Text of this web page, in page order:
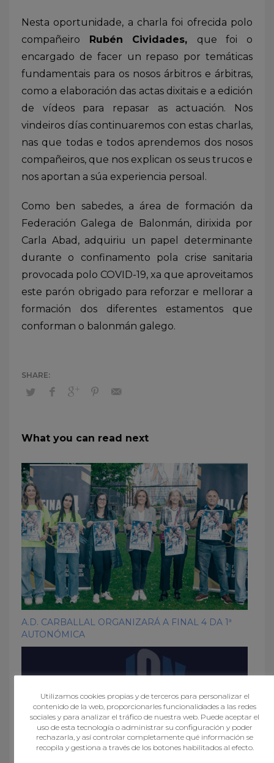
Nesta oportunidade, a charla foi ofrecida polo
compañeiro
Rubén Cividades, que foi o
encargado de facer un repaso por temáticas
fundamentais para os nosos árbitros e árbitras,
como a elaboración das actas dixitais e a edición
de vídeos para repasar as actuación. Nos
vindeiros días continuaremos con estas charlas,
nas que todas e todos aprendemos dos nosos
compañeiros, que nos explican os seus trucos e
nos aportan a súa experiencia persoal.
Como ben sabedes, a área de formación da
Federación Galega de Balonmán, dirixida por
Carla Abad, adquiriu un papel determinante
durante o confinamento pola crise sanitaria
provocada polo COVID-19, xa que aproveitamos
este parón obrigado para reforzar e mellorar a
formación dos diferentes estamentos que
conforman o balonmán galego.
What you can read next
A.D. CARBALLAL ORGANIZARÁ A FINAL 4 DA 1ª
AUTONÓMICA
Utilizamos cookies propias y de terceros para personalizar el
contenido de la web, proporcionarles funcionalidades a las redes
sociales y para analizar el tráfico de nuestra web. Puede aceptar el
uso de esta tecnología o administrar su configuración y poder
rechazarla, y así controlar completamente qué información se
recopila y gestiona a través de los botones habilitados al efecto.